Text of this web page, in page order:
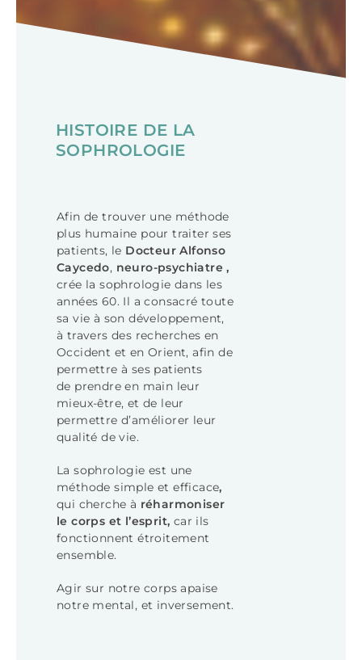
HISTOIRE DE LA
SOPHROLOGIE
Afin de trouver une méthode
plus humaine pour traiter ses
patients, le Docteur Alfonso
Caycedo, neuro-psychiatre ,
crée la sophrologie dans les
années 60. Il a consacré toute
sa vie à son développement,
à travers des recherches en
Occident et en Orient, afin de
permettre à ses patients
de prendre en main leur
mieux-être, et de leur
permettre d’améliorer leur
qualité de vie.
La sophrologie est une
méthode simple et efficace,
qui cherche à réharmoniser
le corps et l’esprit, car ils
fonctionnent étroitement
ensemble.
Agir sur notre corps apaise
notre mental, et inversement.